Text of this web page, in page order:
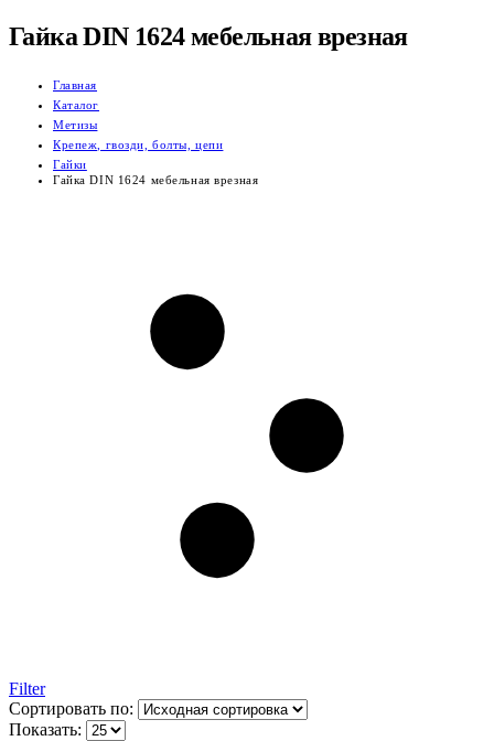
Гайка DIN 1624 мебельная врезная
Главная
Каталог
Метизы
Крепеж, гвозди, болты, цепи
Гайки
Гайка DIN 1624 мебельная врезная
Filter
Сортировать по:
Показать: